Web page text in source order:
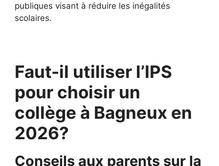
publiques visant à réduire les inégalités
scolaires.
Faut-il utiliser l’IPS
pour choisir un
collège à Bagneux en
2026?
Conseils aux parents sur la